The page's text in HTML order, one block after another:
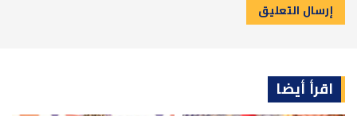
اقرأ أيضا